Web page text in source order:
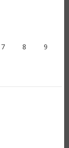
Page
7 Page
8 Page
9